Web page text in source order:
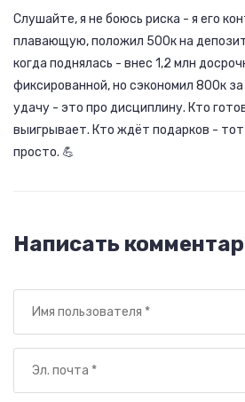
Слушайте, я не боюсь риска - я его
плавающую, положил 500к на
когда поднялась - внес 1,2 млн
фиксированной, но сэкономил 800к
удачу - это про дисциплину. Кто
выигрывает. Кто ждёт подарков - тот
просто. 💪
Написать